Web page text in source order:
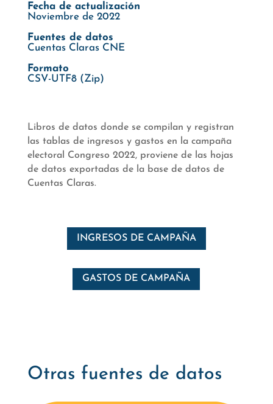
Fecha de actualización
Noviembre de 2022
Fuentes de datos
Cuentas Claras CNE
Formato
CSV-UTF8 (Zip)
Libros de datos donde se compilan y registran
las tablas de ingresos y gastos en la campaña
electoral Congreso 2022, proviene de las hojas
de datos exportadas de la base de datos de
Cuentas Claras.
INGRESOS DE CAMPAÑA
GASTOS DE CAMPAÑA
Otras fuentes de datos